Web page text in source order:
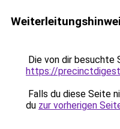
Die von dir besuchte
https://
Falls du diese Seite
du zur vorherigen